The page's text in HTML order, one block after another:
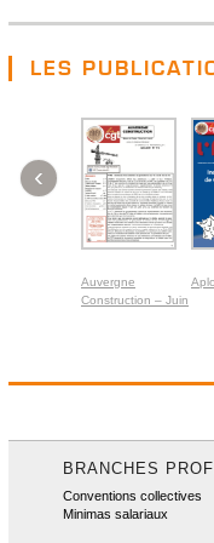
LES
Auvergne
Construction – Juin
‹
BRANCHES
Conventions collectives
Minimas salariaux